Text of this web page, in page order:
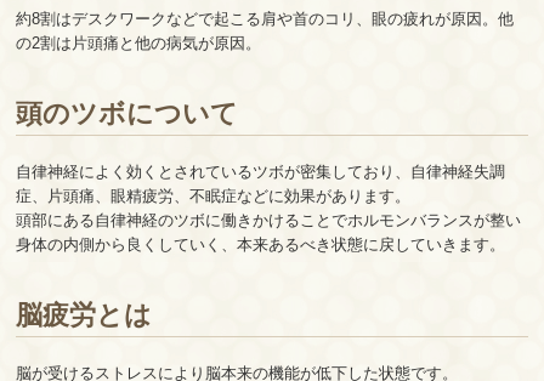
約8割はデスクワークなどで起こる肩や首のコリ、眼の疲れが原因。他
の2割は片頭痛と他の病気が原因。
頭のツボについて
自律神経によく効くとされているツボが密集しており、自律神経失調
症、片頭痛、眼精疲労、不眠症などに効果があります。
頭部にある自律神経のツボに働きかけることでホルモンバランスが整い
身体の内側から良くしていく、本来あるべき状態に戻していきます。
脳疲労とは
脳が受けるストレスにより脳本来の機能が低下した状態です。